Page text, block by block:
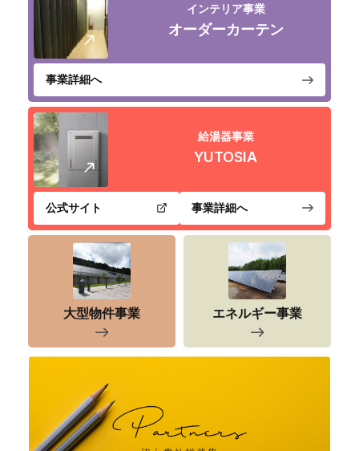
インテリア事業
オーダーカーテン
事業詳細へ
給湯器事業
YUTOSIA
公式サイト 事業詳細へ
大型物件事業 エネルギー事業